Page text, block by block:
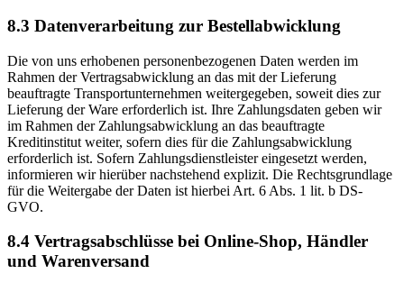
8.3 Datenverarbeitung zur Bestellabwicklung
Die von uns erhobenen personenbezogenen Daten werden im
Rahmen der Vertragsabwicklung an das mit der Lieferung
beauftragte Transportunternehmen weitergegeben, soweit dies zur
Lieferung der Ware erforderlich ist. Ihre Zahlungsdaten geben wir
im Rahmen der Zahlungsabwicklung an das beauftragte
Kreditinstitut weiter, sofern dies für die Zahlungsabwicklung
erforderlich ist. Sofern Zahlungsdienstleister eingesetzt werden,
informieren wir hierüber nachstehend explizit. Die Rechtsgrundlage
für die Weitergabe der Daten ist hierbei Art. 6 Abs. 1 lit. b DS-
GVO.
8.4 Vertragsabschlüsse bei Online-Shop, Händler
und Warenversand